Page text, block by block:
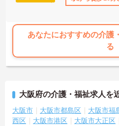
あなたにおすすめの介護
る
大阪府の介護・福祉求人を
大阪市 大阪市都島区 大阪市福
西区
大阪市港区 大阪市大正区